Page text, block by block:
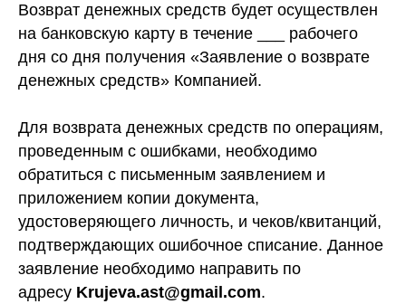
Возврат денежных средств будет осуществлен
на банковскую карту в течение ___ рабочего
дня со дня получения «Заявление о возврате
денежных средств» Компанией.
Для возврата денежных средств по операциям,
проведенным с ошибками, необходимо
обратиться с письменным заявлением и
приложением копии документа,
удостоверяющего личность, и чеков/квитанций,
подтверждающих ошибочное списание. Данное
заявление необходимо направить по
адресу Krujeva.ast@gmail.com.